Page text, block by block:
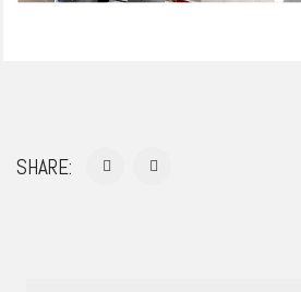
SHARE: